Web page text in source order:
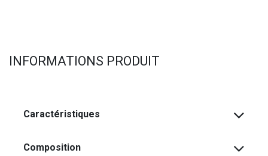
INFORMATIONS PRODUIT
Caractéristiques
Composition